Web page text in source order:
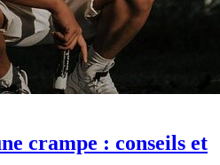
crampe : conseils et